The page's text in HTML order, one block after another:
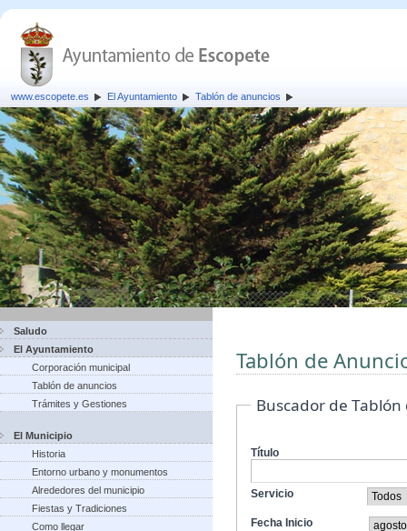
www.escopete.es El Ayuntamiento Tablón de anuncios
Saludo
El Ayuntamiento
Corporación municipal
Tablón de anuncios
Trámites y Gestiones
El Municipio
Historia
Entorno urbano y monumentos
Alrededores del municipio
Fiestas y Tradiciones
Como llegar
Tablón de
Buscador de
Título
Servicio
Fecha Inicio